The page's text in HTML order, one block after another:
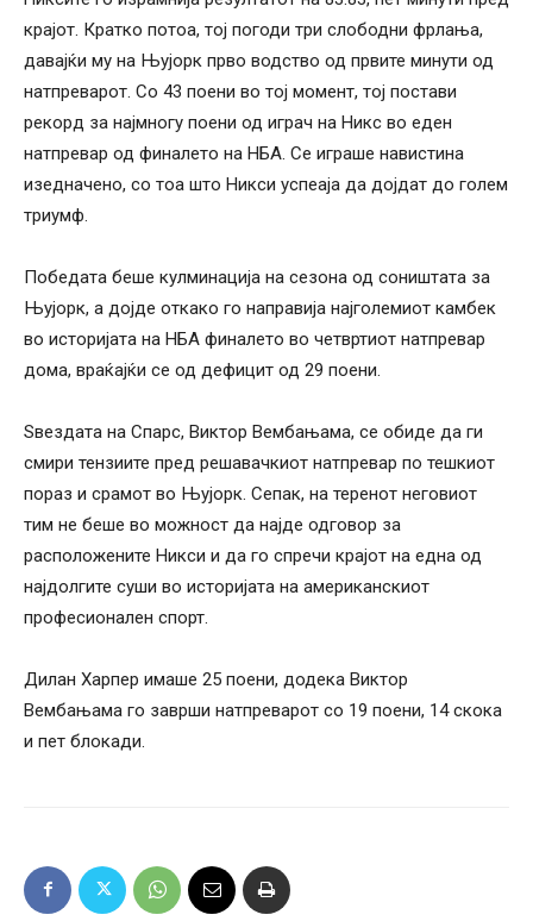
крајот. Кратко потоа, тој погоди три слободни фрлања,
давајќи му на Њујорк прво водство од првите минути од
натпреварот. Со 43 поени во тој момент, тој постави
рекорд за најмногу поени од играч на Никс во еден
натпревар од финалето на НБА. Се играше навистина
изедначено, со тоа што Никси успеаја да дојдат до голем
триумф.
Победата беше кулминација на сезона од соништата за
Њујорк, а дојде откако го направија најголемиот камбек
во историјата на НБА финалето во четвртиот натпревар
дома, враќајќи се од дефицит од 29 поени.
Ѕвездата на Спарс, Виктор Вембањама, се обиде да ги
смири тензиите пред решавачкиот натпревар по тешкиот
пораз и срамот во Њујорк. Сепак, на теренот неговиот
тим не беше во можност да најде одговор за
расположените Никси и да го спречи крајот на една од
најдолгите суши во историјата на американскиот
професионален спорт.
Дилан Харпер имаше 25 поени, додека Виктор
Вембањама го заврши натпреварот со 19 поени, 14 скока
и пет блокади.